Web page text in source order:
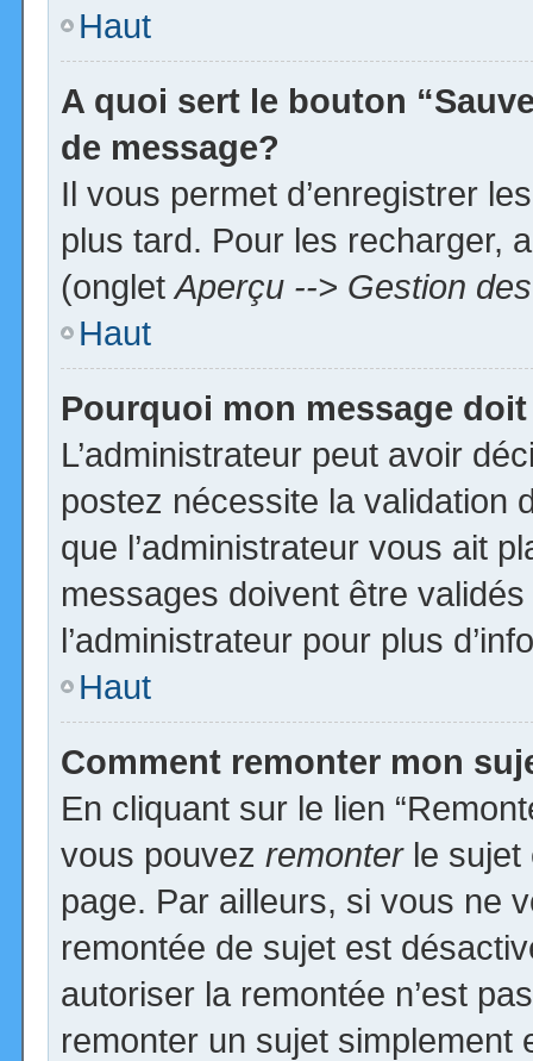
Haut
A quoi sert le bouton
de message?
Il vous permet d’enregistrer
plus tard. Pour les recharger,
(ongletAperçu --> Gestion
Haut
Pourquoi mon message
L’administrateur peut avoir
postez nécessite la validation
que l’administrateur vous ait
messages doivent être
l’administrateur pour plus
Haut
Comment remonter mon
En cliquant sur le lien
vous pouvez remonterle sujet
page. Par ailleurs, si vous ne
remontée de sujet est
autoriser la remontée n’est
remonter un sujet